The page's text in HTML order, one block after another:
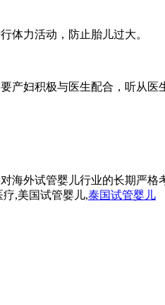
体力活动，防止胎儿过大。
产妇积极与医生配合，听从医
海外试管婴儿行业的长期严格
,美国试管婴儿,泰国试管婴儿